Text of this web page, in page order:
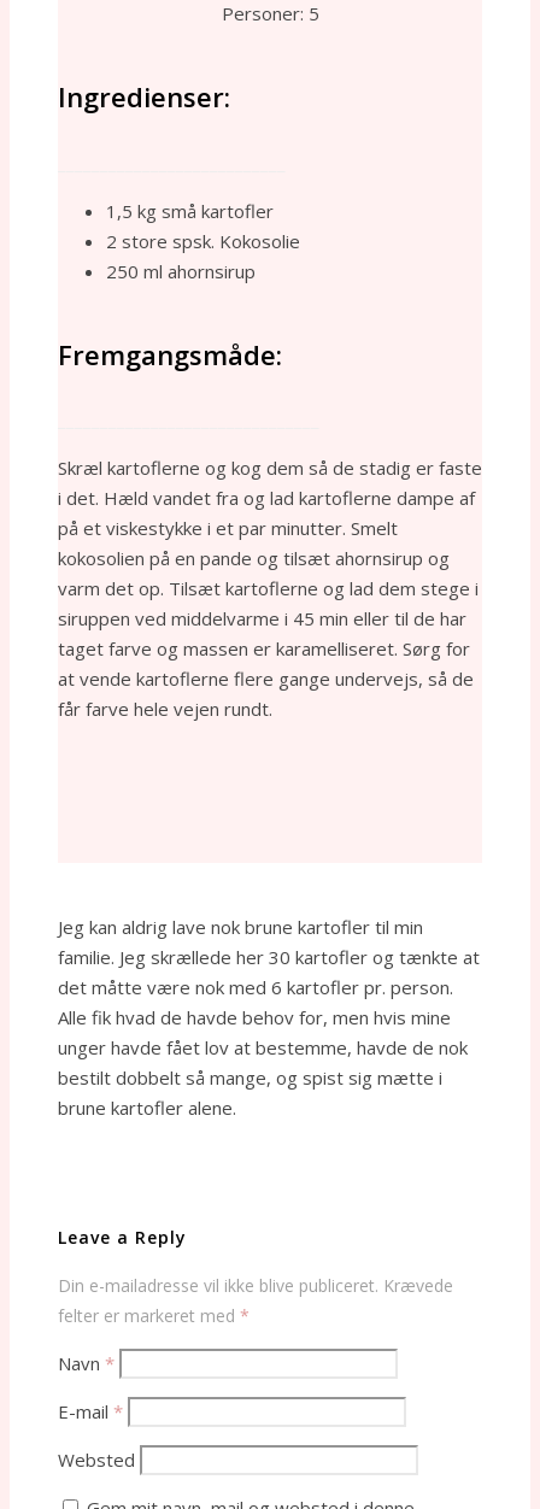
Personer: 5
Ingredienser:
1,5 kg små kartofler
2 store spsk. Kokosolie
250 ml ahornsirup
Fremgangsmåde:
Skræl kartoflerne og kog dem så de stadig er faste
i det. Hæld vandet fra og lad kartoflerne dampe af
på et viskestykke i et par minutter. Smelt
kokosolien på en pande og tilsæt ahornsirup og
varm det op. Tilsæt kartoflerne og lad dem stege i
siruppen ved middelvarme i 45 min eller til de har
taget farve og massen er karamelliseret. Sørg for
at vende kartoflerne flere gange undervejs, så de
får farve hele vejen rundt.
Jeg kan aldrig lave nok brune kartofler til min
familie. Jeg skrællede her 30 kartofler og tænkte at
det måtte være nok med 6 kartofler pr. person.
Alle fik hvad de havde behov for, men hvis mine
unger havde fået lov at bestemme, havde de nok
bestilt dobbelt så mange, og spist sig mætte i
brune kartofler alene.
Leave a Reply
Din e-mailadresse vil ikke blive publiceret. Krævede
felter er markeret med *
Navn *
E-mail *
Websted